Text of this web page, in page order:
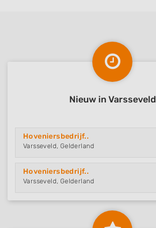
Nieuw in Varsseveld
Hoveniersbedrijf..
Varsseveld, Gelderland
Hoveniersbedrijf..
Varsseveld, Gelderland